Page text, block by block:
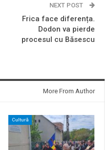
NEXT POST
Frica face diferența.
Dodon va pierde
procesul cu Băsescu
More From Author
Cultură